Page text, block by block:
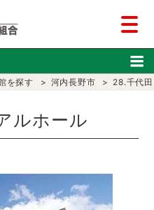
を探す > 河内長野市 > 28.千代
ルホール